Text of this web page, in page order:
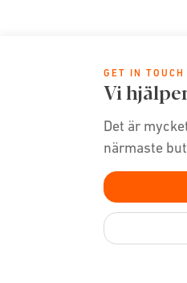
GET IN TOUCH
Vi
Det är
närmaste